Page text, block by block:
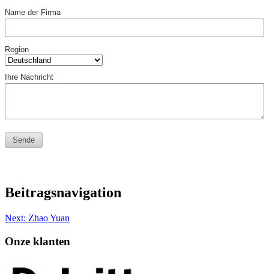
Beitragsnavigation
Next: Zhao Yuan
Onze klanten